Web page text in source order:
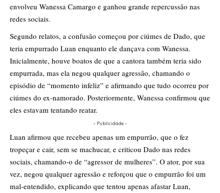
envolveu Wanessa Camargo e ganhou grande repercussão nas
redes sociais.
Segundo relatos, a confusão começou por ciúmes de Dado, que
teria empurrado Luan enquanto ele dançava com Wanessa.
Inicialmente, houve boatos de que a cantora também teria sido
empurrada, mas ela negou qualquer agressão, chamando o
episódio de “momento infeliz” e afirmando que tudo ocorreu por
ciúmes do ex-namorado. Posteriormente, Wanessa confirmou que
eles estavam tentando reatar.
- Publicidade -
Luan afirmou que recebeu apenas um empurrão, que o fez
tropeçar e cair, sem se machucar, e criticou Dado nas redes
sociais, chamando-o de “agressor de mulheres”. O ator, por sua
vez, negou qualquer agressão e reforçou que o empurrão foi um
mal-entendido, explicando que tentou apenas afastar Luan,